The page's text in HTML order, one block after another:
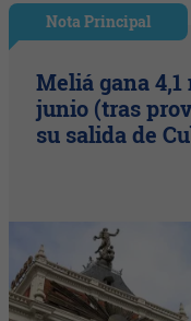
Nota Principal
Meliá gana
junio (tras
su salida de